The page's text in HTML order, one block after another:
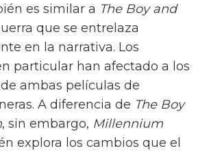
es similar a The Boy and
que se entrelaza
en la narrativa. Los
particular han afectado a los
ambas películas de
A diferencia de The Boy
, sin embargo, Millennium
explora los cambios que el